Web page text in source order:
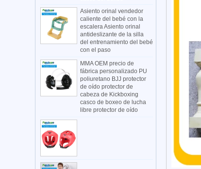
Asiento orinal vendedor
caliente del bebé con la
escalera Asiento orinal
antideslizante de la silla
del entrenamiento del bebé
con el paso
MMA OEM precio de
fábrica personalizado PU
poliuretano BJJ protector
de oído protector de
cabeza de Kickboxing
casco de boxeo de lucha
libre protector de oído